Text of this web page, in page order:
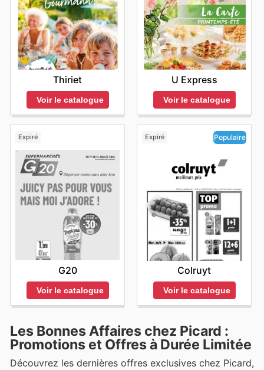
Thiriet
Voir le catalogue
U Express
Voir le catalogue
Expiré
G20
Voir le catalogue
Expiré Populaire
Colruyt
Voir le catalogue
Les Bonnes Affaires chez Picard :
Promotions et Offres à Durée Limitée
Découvrez les dernières offres exclusives chez Picard,